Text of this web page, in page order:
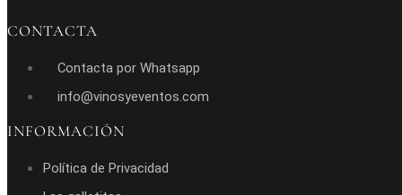
CONTACTA
Contacta por Whatsapp
info@vinosyeventos.com
INFORMACIÓN
Política de Privacidad